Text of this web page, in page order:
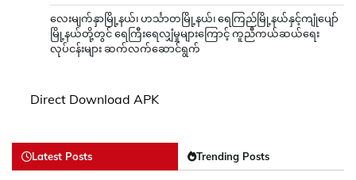
လေးမျက်နှာမြို့နယ်၊ ဟင်္သာတမြို့နယ်၊ ရေကြည်မြို့နယ်နှင့်ကျုံပျော်
မြို့နယ်တို့တွင် ရေကြီးရေလျှံမှုများကြောင့် ကူညီကယ်ဆယ်ရေး
လုပ်ငန်းများ ဆက်လက်ဆောင်ရွက်
Direct Download APK
Latest Posts Trending Posts